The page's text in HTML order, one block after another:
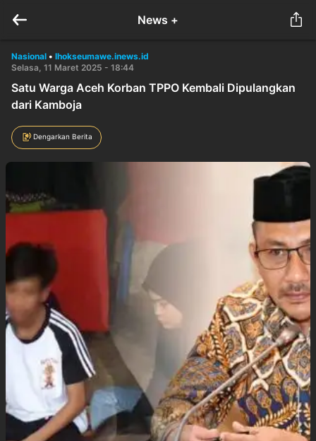
News +
Nasional • lhokseumawe.inews.id
Selasa, 11 Maret 2025 - 18:44
Satu Warga Aceh Korban TPPO Kembali Dipulangkan
dari Kamboja
Dengarkan Berita